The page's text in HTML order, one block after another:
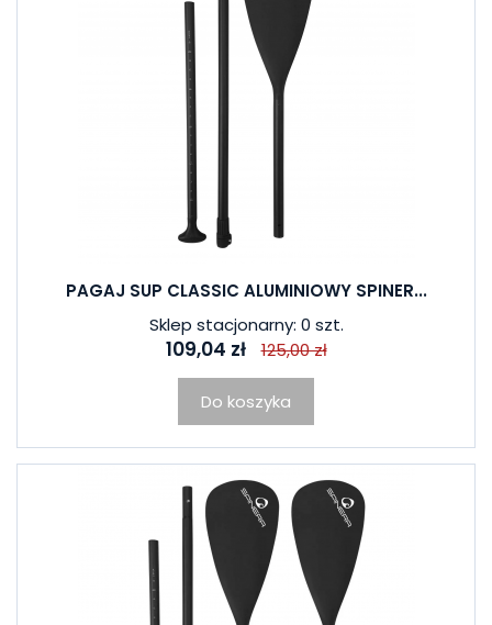
PAGAJ SUP CLASSIC ALUMINIOWY SPINER...
Sklep stacjonarny: 0 szt.
109,04 zł 125,00 zł
Do koszyka